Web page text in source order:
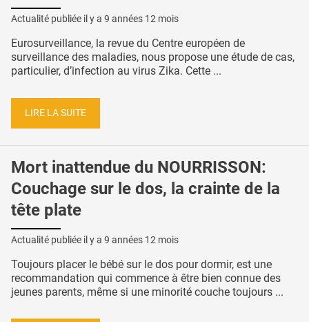
Actualité publiée il y a 9 années 12 mois
Eurosurveillance, la revue du Centre européen de
surveillance des maladies, nous propose une étude de cas,
particulier, d’infection au virus Zika. Cette ...
LIRE LA SUITE
Mort inattendue du NOURRISSON:
Couchage sur le dos, la crainte de la
tête plate
Actualité publiée il y a 9 années 12 mois
Toujours placer le bébé sur le dos pour dormir, est une
recommandation qui commence à être bien connue des
jeunes parents, même si une minorité couche toujours ...